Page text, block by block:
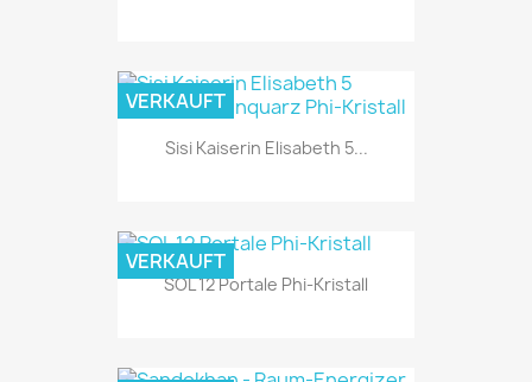
Sisi Kaiserin Elisabeth 5...
VERKAUFT
SOL 12 Portale Phi-Kristall
VERKAUFT